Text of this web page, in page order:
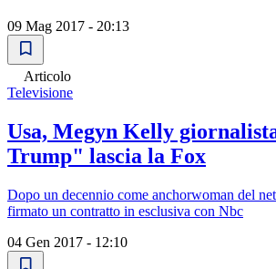
09 Mag 2017 - 20:13
Articolo
Televisione
Usa, Megyn Kelly
Trump" lascia la Fox
Dopo un decennio come anchorwoman del
firmato un contratto in esclusiva con Nbc
04 Gen 2017 - 12:10